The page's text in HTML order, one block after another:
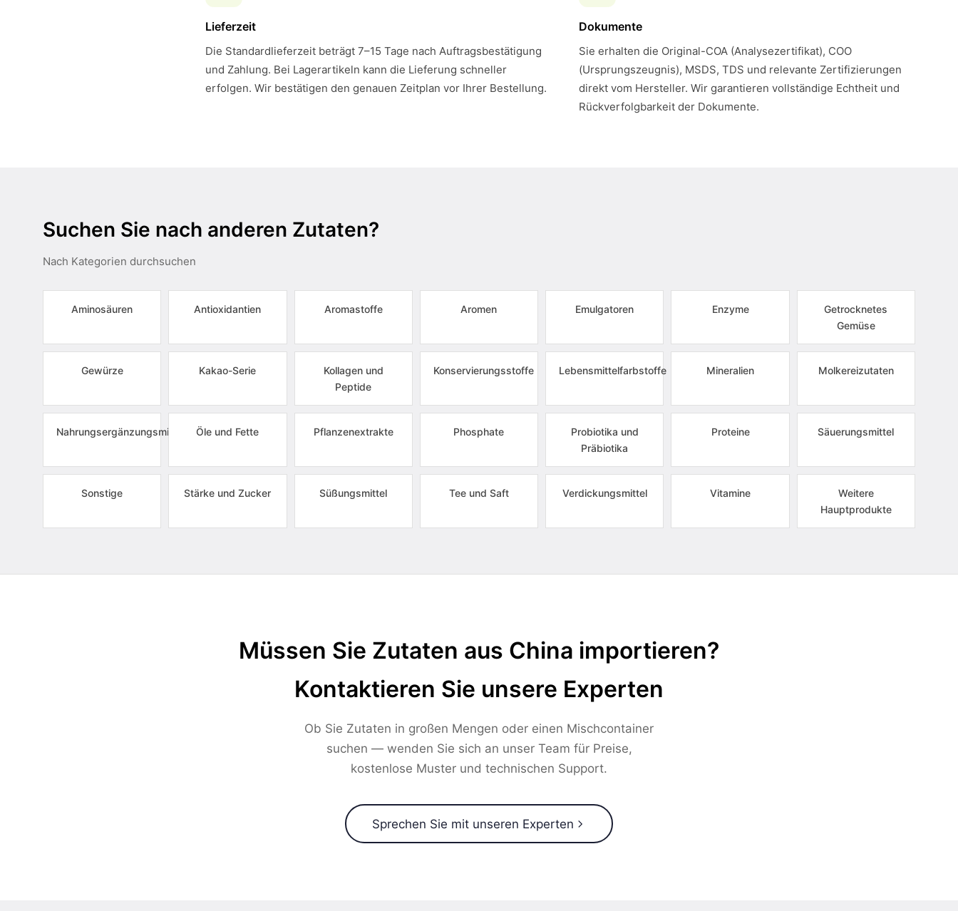
Lieferzeit
Die Standardlieferzeit beträgt 7–15 Tage nach Auftragsbestätigung
und Zahlung. Bei Lagerartikeln kann die Lieferung schneller
erfolgen. Wir bestätigen den genauen Zeitplan vor Ihrer Bestellung.
Dokumente
Sie erhalten die Original-COA (Analysezertifikat), COO
(Ursprungszeugnis), MSDS, TDS und relevante Zertifizierungen
direkt vom Hersteller. Wir garantieren vollständige Echtheit und
Rückverfolgbarkeit der Dokumente.
Suchen Sie nach anderen Zutaten?
Nach Kategorien durchsuchen
Aminosäuren Antioxidantien Aromastoffe Aromen Emulgatoren Enzyme
Getrocknetes
Gemüse
Gewürze Kakao-Serie
Kollagen und
Peptide
Konservierungsstoffe Lebensmittelfarbstoffe Mineralien Molkereizutaten
Nahrungsergänzungsmittel Öle und Fette Pflanzenextrakte Phosphate
Probiotika und
Präbiotika
Proteine Säuerungsmittel
Sonstige Stärke und Zucker Süßungsmittel Tee und Saft Verdickungsmittel Vitamine
Weitere
Hauptprodukte
Müssen Sie Zutaten aus China importieren?
Kontaktieren Sie unsere Experten
Ob Sie Zutaten in großen Mengen oder einen Mischcontainer
suchen — wenden Sie sich an unser Team für Preise,
kostenlose Muster und technischen Support.
Sprechen Sie mit unseren Experten